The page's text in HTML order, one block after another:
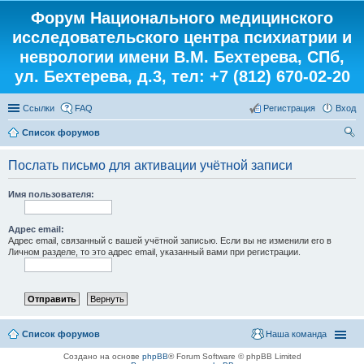
Форум Национального медицинского
исследовательского центра психиатрии и
неврологии имени В.М. Бехтерева, СПб,
ул. Бехтерева, д.3, тел: +7 (812) 670-02-20
Ссылки FAQ Вход
Регистрация
Список форумов
Послать письмо для активации учётной записи
Имя пользователя:
Адрес email:
Адрес email, связанный с вашей учётной записью. Если вы не изменили его в
Личном разделе, то это адрес email, указанный вами при регистрации.
Список форумов Наша команда
Создано на основе phpBB® Forum Software © phpBB Limited